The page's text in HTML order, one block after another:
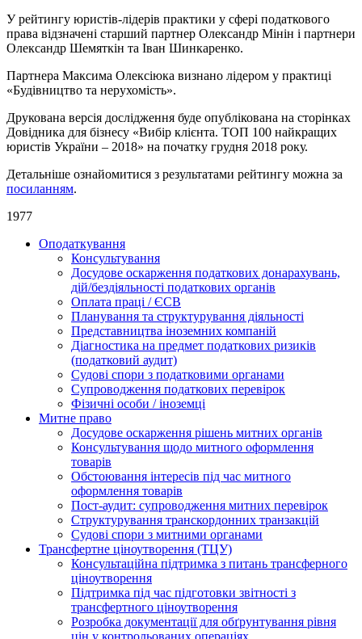
У рейтингу юристів-лідерів практики у сфері податкового
права відзначені старший партнер Олександр Мінін і партнери
Олександр Шемяткін та Іван Шинкаренко.
Партнера Максима Олексіюка визнано лідером у практиці
«Будівництво та нерухомість».
Друкована версія дослідження буде опублікована на сторінках
Довідника для бізнесу «Вибір клієнта. ТОП 100 найкращих
юристів України – 2018» на початку грудня 2018 року.
Детальніше ознайомитися з результатами рейтингу можна за
посиланням.
1977
Оподаткування
Консультування
Досудове оскарження податкових донарахувань,
дій/бездіяльності податкових органів
Оплата праці / ЄСВ
Планування та структурування діяльності
Представництва іноземних компаній
Діагностика на предмет податкових ризиків
(податковий аудит)
Судові спори з податковими органами
Супроводження податкових перевірок
Фізичні особи / іноземці
Митне право
Досудове оскарження рішень митних органів
Консультування щодо митного оформлення
товарів
Обстоювання інтересів під час митного
оформлення товарів
Пост-аудит: супроводження митних перевірок
Структурування транскордонних транзакцій
Судові спори з митними органами
Трансфертне ціноутворення (ТЦУ)
Консультаційна підтримка з питань трансферного
ціноутворення
Підтримка під час підготовки звітності з
трансфертного ціноутворення
Розробка документації для обґрунтування рівня